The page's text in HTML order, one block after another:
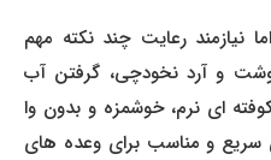
رعایت چند نکته مهم
آرد نخودچی، گرفتن آب
ای نرم، خوشمزه و بدون وا
و مناسب برای وعده های